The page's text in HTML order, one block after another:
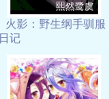
熙然鹭虞
火影：野生纲手驯服
日记